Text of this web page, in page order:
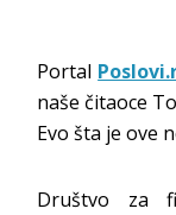
Portal
naše čitaoce
Evo šta je ove
Društvo za